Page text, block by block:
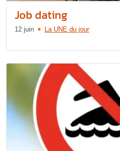
Job dating
12 juin La UNE du jour